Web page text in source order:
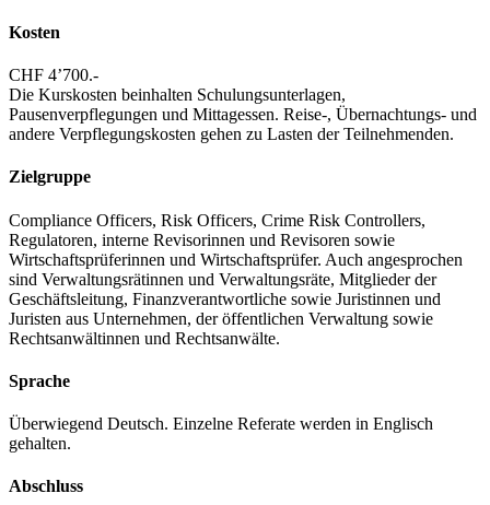
Kosten
CHF 4’700.-
Die Kurskosten beinhalten Schulungsunterlagen,
Pausenverpflegungen und Mittagessen. Reise-, Übernachtungs- und
andere Verpflegungskosten gehen zu Lasten der Teilnehmenden.
Zielgruppe
Compliance Officers, Risk Officers, Crime Risk Controllers,
Regulatoren, interne Revisorinnen und Revisoren sowie
Wirtschaftsprüferinnen und Wirtschaftsprüfer. Auch angesprochen
sind Verwaltungsrätinnen und Verwaltungsräte, Mitglieder der
Geschäftsleitung, Finanzverantwortliche sowie Juristinnen und
Juristen aus Unternehmen, der öffentlichen Verwaltung sowie
Rechtsanwältinnen und Rechtsanwälte.
Sprache
Überwiegend Deutsch. Einzelne Referate werden in Englisch
gehalten.
Abschluss